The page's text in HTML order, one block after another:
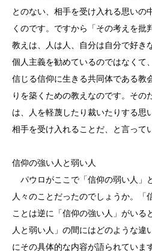
とのない、相手を受け入れる思いの
くのです。ですから「その考えを批
教えは、人は人、自分は自分で好き
個人主義を勧めているのではなくて
信じる信仰に生きる共同体である教
りを築くための教えなのです。その
は、人を軽蔑したり裁いたりする思
相手を受け入れることだ、と言って
信仰の強い人と弱い人
パウロがここで「信仰の弱い人」
人々のことだったのでしょうか。「
ことは逆に「信仰の強い人」がいる
人と弱い人」の間にはどのような違
にその具体的な内容が語られていま